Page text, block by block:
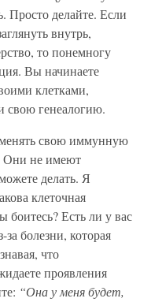
Просто делайте. Если
внутрь,
то понемногу
Вы начинаете
клетками,
свою генеалогию.
свою иммунную
Они не имеют
делать. Я
клеточная
Есть ли у вас
болезни, которая
что
проявления
“Она у меня будет,